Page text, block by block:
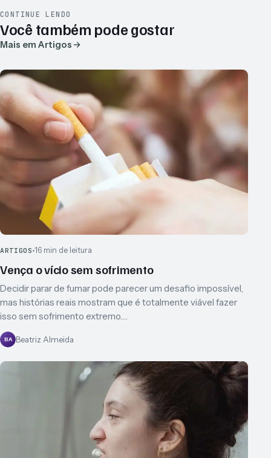
CONTINUE LENDO
Você também pode gostar
Mais em Artigos
ARTIGOS 16 min de leitura
Vença o vício sem sofrimento
Decidir parar de fumar pode parecer um desafio impossível,
mas histórias reais mostram que é totalmente viável fazer
isso sem sofrimento extremo.…
BA Beatriz Almeida